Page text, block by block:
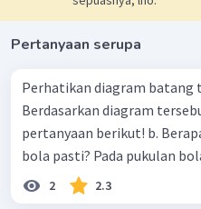
Pertanyaan serupa
Perhatikan diagram batang tegak
Berdasarkan diagram
pertanyaan berikut! b. Berapakah jarak terdekat pukulan
bola pasti? Pada pukulan
2 2.3